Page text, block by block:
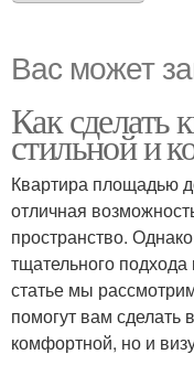
Вас может
Как сделать
стильной и
Квартира площадью
отличная
пространство.
тщательного
статье мы
помогут вам сделать
комфортной, но и